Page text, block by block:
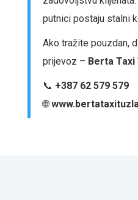
putnici postaju stalni
Ako tražite pouzdan,
prijevoz – Berta
📞 +387 62 579 579
🌐